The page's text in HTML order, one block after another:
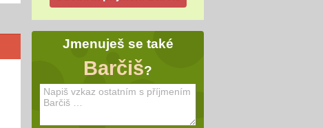
Jmenuješ se také
Barčiš?